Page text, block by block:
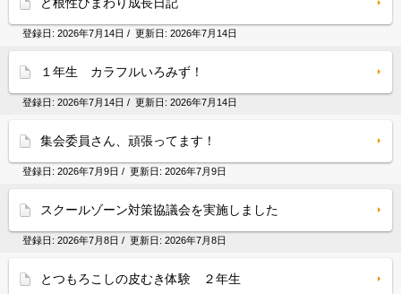
登録日: 2026年7月14日 / 更新日: 2026年7月14日
１年生 カラフルいろみず！
登録日: 2026年7月14日 / 更新日: 2026年7月14日
集会委員さん、頑張ってます！
登録日: 2026年7月9日 / 更新日: 2026年7月9日
スクールゾーン対策協議会を実施しました
登録日: 2026年7月8日 / 更新日: 2026年7月8日
とつもろこしの皮むき体験 ２年生